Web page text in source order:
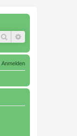
Suche
Anmelden